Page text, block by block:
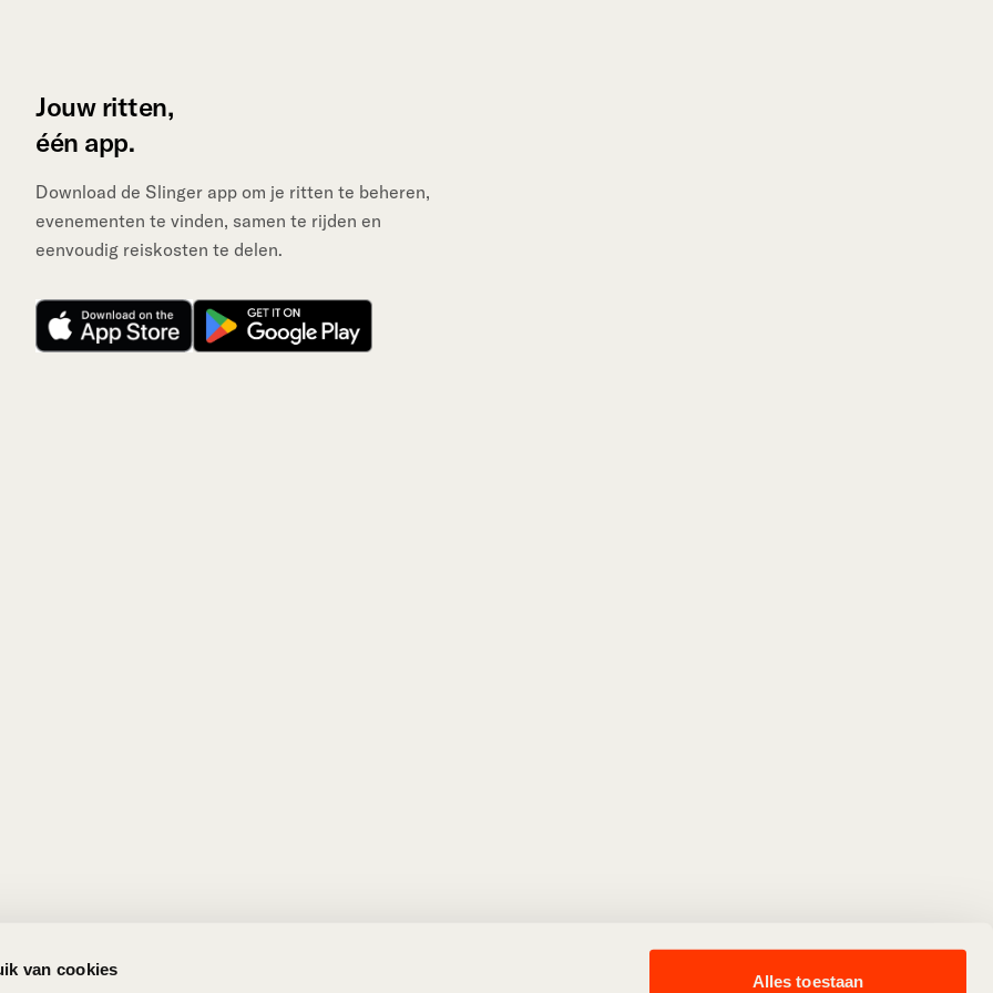
van cookies
Alles toestaan
Jouw ritten,
één app.
Download de Slinger app om je ritten te beheren,
evenementen te vinden, samen te rijden en
eenvoudig reiskosten te delen.